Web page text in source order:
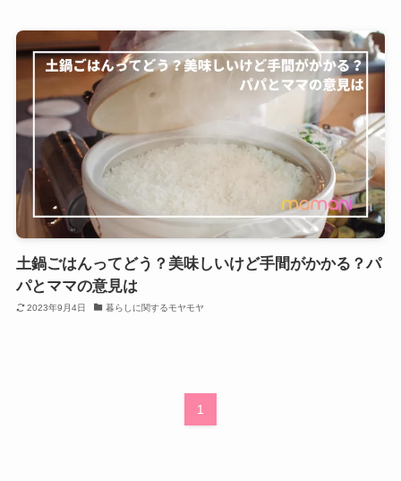
土鍋ごはんってどう？美味しいけど手間がかかる？パ
パとママの意見は
2023年9月4日 暮らしに関するモヤモヤ
1